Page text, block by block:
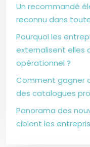
Un recommandé
reconnu dans
Pourquoi les
externalisent elles
opérationnel ?
Comment gagner
des catalogues
Panorama des
ciblent les